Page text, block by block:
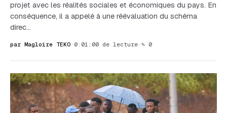
projet avec les réalités sociales et économiques du pays. En
conséquence, il a appelé à une réévaluation du schéma
direc…
par Magloire TEKO · 0:01:00 de lecture · ✎ 0